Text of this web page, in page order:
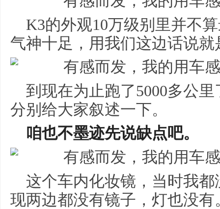
K3的外观10万级别里并不
气神十足，用我们这边话说
到现在为止跑了5000多公
分别给大家叙述一下。
咱也不墨迹先说缺点吧。
这个车内化妆镜，当时我
现两边都没有镜子，灯也没